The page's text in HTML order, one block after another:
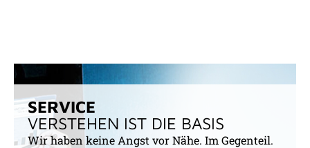
SERVICE
VERSTEHEN IST DIE BASIS
Wir haben keine Angst vor Nähe. Im Gegenteil.